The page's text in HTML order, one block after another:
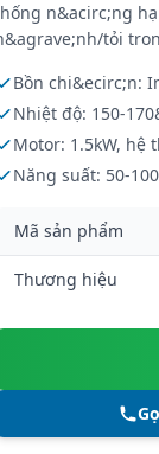
n&acirc;ng
tỏi
Bồn chi&ecirc;n:
Nhiệt độ: 150-
Motor: 1.5kW, hệ
Năng suất: 50-
Mã sản phẩm
Thương hiệu